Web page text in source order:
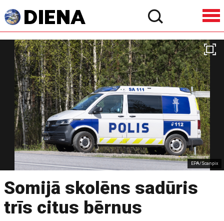
EPA/Scanpix
Somijā skolēns sadūris
trīs citus bērnus